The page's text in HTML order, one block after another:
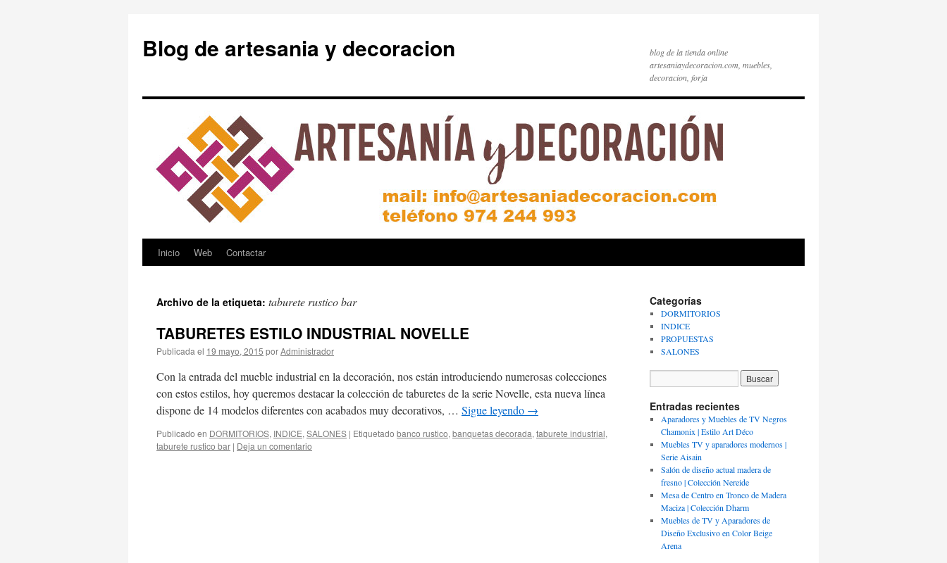
Blog de artesania y decoracion
blog de la tienda online
artesaniaydecoracion.com, muebles,
decoracion, forja
Saltar
contenido
Inicio Web Contactar
Archivo de la etiqueta: taburete rustico bar
TABURETES ESTILO INDUSTRIAL NOVELLE
Publicada el 19 mayo, 2015 porAdministrador
Con la entrada del mueble industrial en la decoración, nos están introduciendo numerosas colecciones
con estos estilos, hoy queremos destacar la colección de taburetes de la serie Novelle, esta nueva línea
dispone de 14 modelos diferentes con acabados muy decorativos, … Sigue leyendo →
Publicado en DORMITORIOS, INDICE, SALONES | Etiquetado banco rustico, banquetas decorada, taburete industrial,
taburete rustico bar | Deja un comentario
Categorías
DORMITORIOS
INDICE
PROPUESTAS
SALONES
Entradas recientes
Aparadores y Muebles de TV Negros
Chamonix | Estilo Art Déco
Muebles TV y aparadores modernos |
Serie Aisain
Salón de diseño actual madera de
fresno | Colección Nereide
Mesa de Centro en Tronco de Madera
Maciza | Colección Dharm
Muebles de TV y Aparadores de
Diseño Exclusivo en Color Beige
Arena